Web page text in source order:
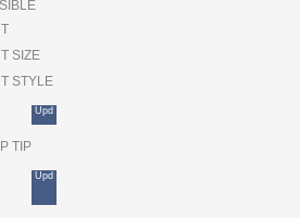
SIZE
STYLE
Upd
TIP
Upd